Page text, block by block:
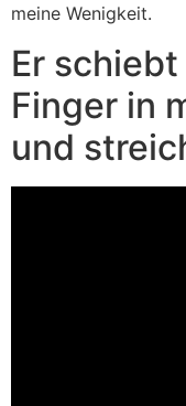
meine Wenigkeit.
Er
Finger in
und